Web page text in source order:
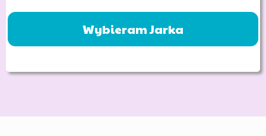
Wybieram Jarka